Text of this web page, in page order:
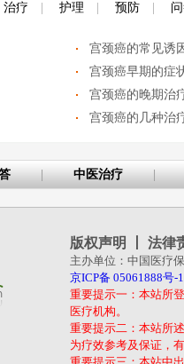
治疗 护理 预防
宫颈癌的常见诱
宫颈癌早期的症
宫颈癌的晚期治
宫颈癌的几种治
中医治疗
版权声明 法律
主办单位：中国医疗
京ICP备 05061888号-1
重要提示一：本站所
医疗机构。
重要提示二：本站所
为疗效参考及保证，